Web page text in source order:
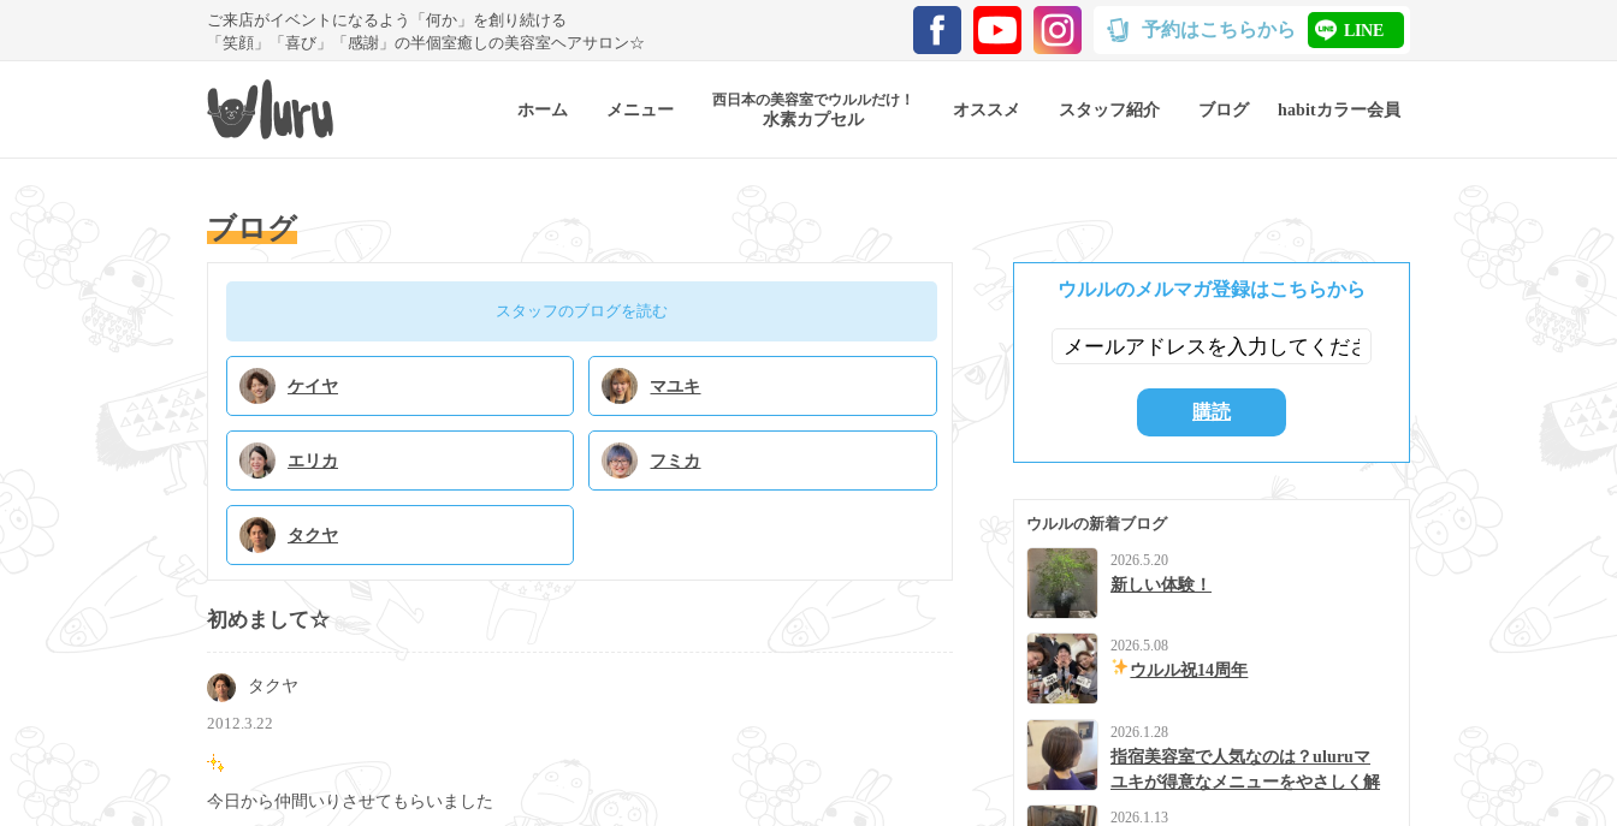
ご来店がイベントになるよう「何か」を創り続ける
「笑顔」「喜び」「感謝」の半個室癒しの美容室ヘアサロン☆
予約はこちらから LINE
ホーム メニュー 西日本の美容室でウルルだけ！
水素カプセル オススメ スタッフ紹介 ブログ habitカラー会員
ブログ
スタッフのブログを読む
ケイヤ マユキ
エリカ フミカ
タクヤ
初めまして☆
タクヤ
2012.3.22
今日から仲間いりさせてもらいました
ウルルのメルマガ登録はこちらから
ウルルの新着ブログ
2026.5.20
新しい体験！
2026.5.08
ウルル祝14周年
2026.1.28
指宿美容室で人気なのは？uluruマ
ユキが得意なメニューをやさしく解
2026.1.13